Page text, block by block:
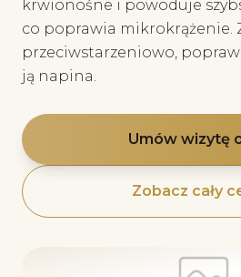
krwionośne i powoduje
co poprawia mikrokrążenie.
przeciwstarzeniowo,
ją napina.
Umów wizytę
Zobacz cały